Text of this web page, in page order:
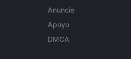
Anuncie
Apoyo
DMCA